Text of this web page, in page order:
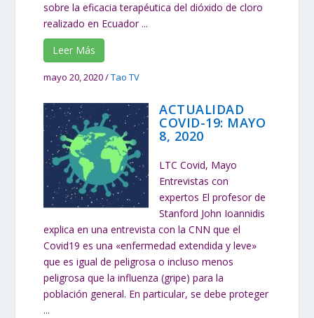
sobre la eficacia terapéutica del dióxido de cloro
realizado en Ecuador ...
Leer Más
mayo 20, 2020/Tao TV
ACTUALIDAD
COVID-19: MAYO
8, 2020
LTC Covid, Mayo
Entrevistas con
expertos El profesor de
Stanford John Ioannidis
explica en una entrevista con la CNN que el
Covid19 es una «enfermedad extendida y leve»
que es igual de peligrosa o incluso menos
peligrosa que la influenza (gripe) para la
población general. En particular, se debe proteger
...